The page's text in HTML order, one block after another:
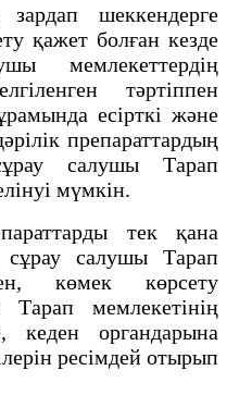
шеккендерге
қажет болған кезде
мемлекеттердің
тәртіппен
есірткі және
препараттардың
салушы Тарап
мүмкін.
тек қана
сұрау салушы Тарап
көмек көрсету
мемлекетінің
кеден органдарына
ресімдей отырып